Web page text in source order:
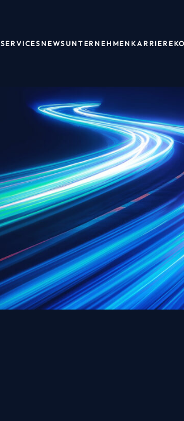
SERVICESNEWSUNTERNEHMENKARRIERE